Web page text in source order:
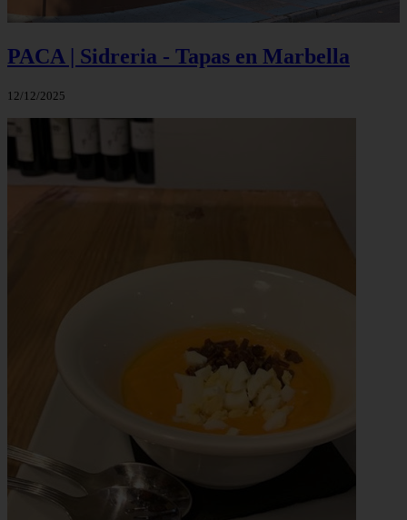
PACA | Sidreria - Tapas en Marbella
12/12/2025